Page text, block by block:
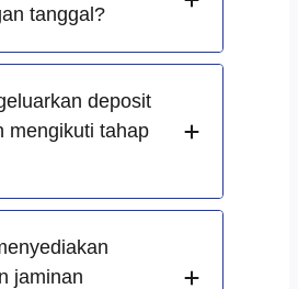
tanggal?
deposit
mengikuti tahap
jaminan